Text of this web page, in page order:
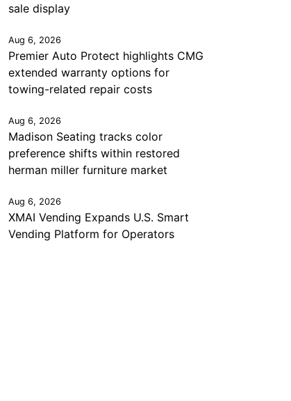
sale display
Aug 6, 2026
Premier Auto Protect highlights CMG
extended warranty options for
towing-related repair costs
Aug 6, 2026
Madison Seating tracks color
preference shifts within restored
herman miller furniture market
Aug 6, 2026
XMAI Vending Expands U.S. Smart
Vending Platform for Operators